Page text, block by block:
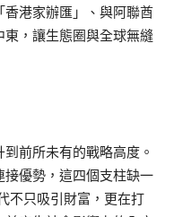
港家辦匯」、與阿聯酋
，讓生態圈與全球無縫
前所未有的戰略高度。
優勢，這四個支柱缺一
不只吸引財富，更在打